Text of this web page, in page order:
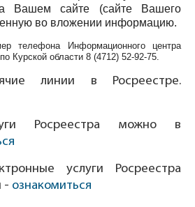
Вашем сайте (сайте Вашего
во вложении информацию.
телефона Информационного центра
Курской области 8 (4712) 52-92-75.
линии в Росреестре.
Росреестра можно в
услуги Росреестра
- ознакомиться